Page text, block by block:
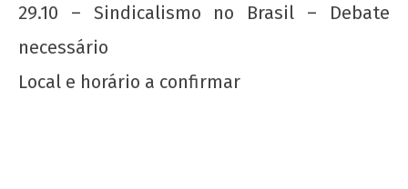
29.10 – Sindicalismo no Brasil – Debate
necessário
Local e horário a confirmar